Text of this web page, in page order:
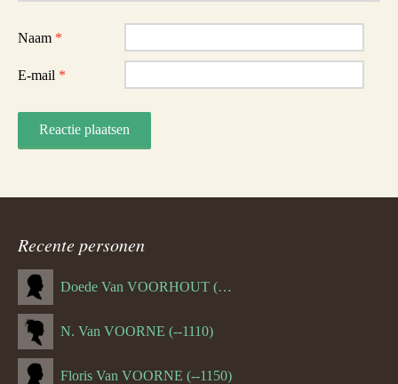
Naam *
E-mail *
Recente personen
Doede Van VOORHOUT (Van FORNEHOLT) (--1101)
N. Van VOORNE (--1110)
Floris Van VOORNE (--1150)